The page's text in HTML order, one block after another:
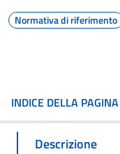
Normativa di riferimento
INDICE DELLA PAGINA
Descrizione